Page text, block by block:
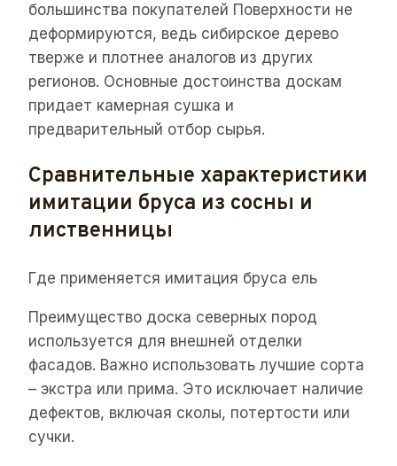
большинства покупателей Поверхности не
деформируются, ведь сибирское дерево
тверже и плотнее аналогов из других
регионов. Основные достоинства доскам
придает камерная сушка и
предварительный отбор сырья.
Сравнительные характеристики
имитации бруса из сосны и
лиственницы
Где применяется имитация бруса ель
Преимущество доска северных пород
используется для внешней отделки
фасадов. Важно использовать лучшие сорта
– экстра или прима. Это исключает наличие
дефектов, включая сколы, потертости или
сучки.